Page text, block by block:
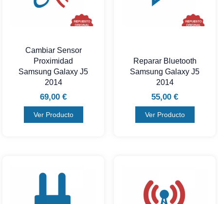
Cambiar Sensor
Proximidad
Samsung Galaxy J5
2014
69,00 €
Ver Producto
Reparar Bluetooth
Samsung Galaxy J5
2014
55,00 €
Ver Producto